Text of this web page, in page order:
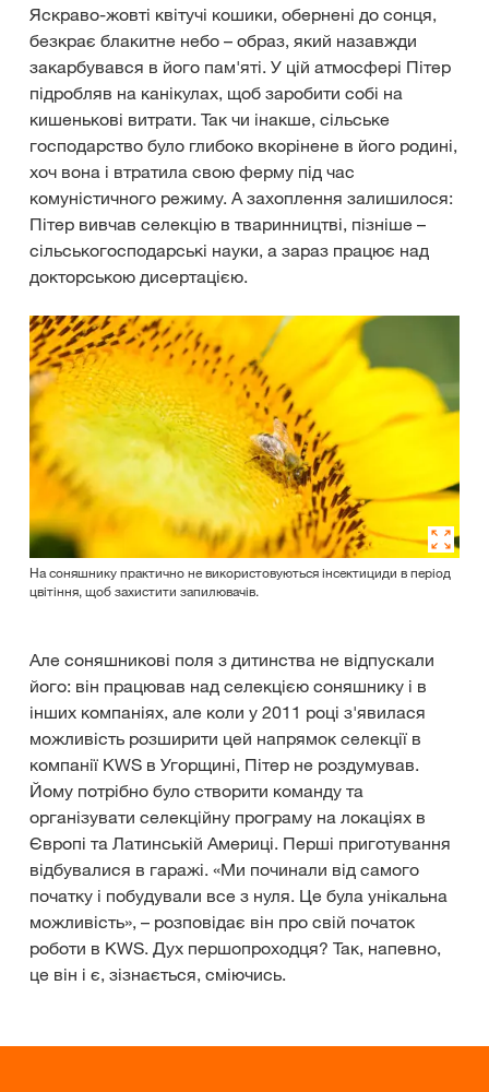
Яскраво-жовті квітучі кошики, обернені до сонця,
безкрає блакитне небо – образ, який назавжди
закарбувався в його пам'яті. У цій атмосфері Пітер
підробляв на канікулах, щоб заробити собі на
кишенькові витрати. Так чи інакше, сільське
господарство було глибоко вкорінене в його родині,
хоч вона і втратила свою ферму під час
комуністичного режиму. А захоплення залишилося:
Пітер вивчав селекцію в тваринництві, пізніше –
сільськогосподарські науки, а зараз працює над
докторською дисертацією.
На соняшнику практично не використовуються інсектициди в період
цвітіння, щоб захистити запилювачів.
Але соняшникові поля з дитинства не відпускали
його: він працював над селекцією соняшнику і в
інших компаніях, але коли у 2011 році з'явилася
можливість розширити цей напрямок селекції в
компанії KWS в Угорщині, Пітер не роздумував.
Йому потрібно було створити команду та
організувати селекційну програму на локаціях в
Європі та Латинській Америці. Перші приготування
відбувалися в гаражі. «Ми починали від самого
початку і побудували все з нуля. Це була унікальна
можливість», – розповідає він про свій початок
роботи в KWS. Дух першопроходця? Так, напевно,
це він і є, зізнається, сміючись.